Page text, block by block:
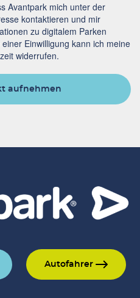
Avantpark mich unter der
kontaktieren und mir
zu digitalem Parken
Einwilligung kann ich meine
widerrufen.
aufnehmen
Autofahrer